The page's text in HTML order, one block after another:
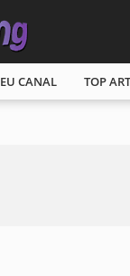
CANAL TOP